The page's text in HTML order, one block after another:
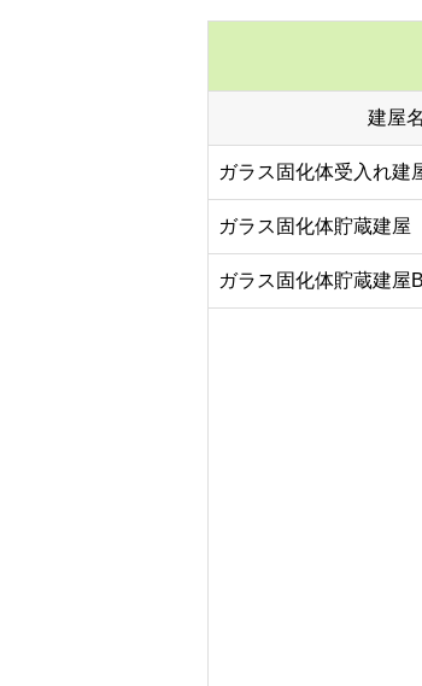
建屋名
ガラス固化体受入れ建
ガラス固化体貯蔵建屋
ガラス固化体貯蔵建屋